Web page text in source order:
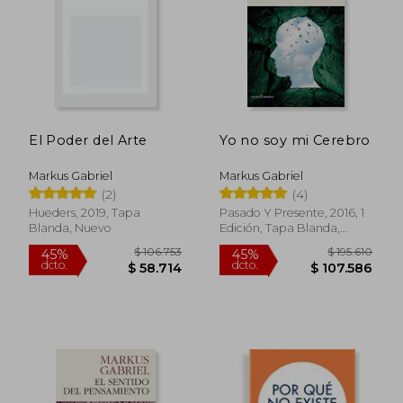
El Poder del Arte
Markus Gabriel
(2)
Hueders, 2019, Tapa
Blanda, Nuevo
Yo no soy mi Cerebro
Markus Gabriel
(4)
Pasado Y Presente, 2016, 1
Edición, Tapa Blanda,
Nuevo